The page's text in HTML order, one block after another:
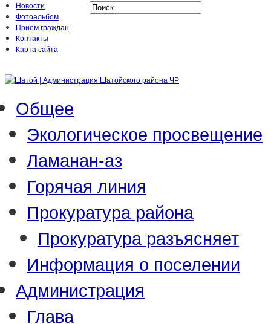
Новости
Фотоальбом
Прием граждан
Контакты
Карта сайта
Общее
Экологическое просвещение
Ламанан-аз
Горячая линия
Прокуратура района
Прокуратура разъясняет
Информация о поселении
Администрация
Глава